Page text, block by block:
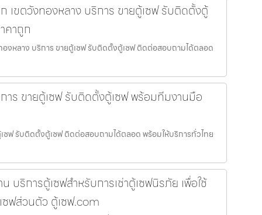
เขตวังทองหลาง บริการ ขายตู้เซฟ รับติดตั้งตู้
คาถูก
งหลาง บริการ ขายตู้เซฟ รับติดตั้งตู้เซฟ ติดต่อสอบถามได้ตลอด
าร ขายตู้เซฟ รับติดตั้งตู้เซฟ พร้อมทีมงานมือ
ซฟ รับติดตั้งตู้เซฟ ติดต่อสอบถามได้ตลอด พร้อมให้บริการทั่วไทย
ริการตู้เซฟสำหรับการเช่าตู้เซฟนิรภัย เพื่อใช้
ฟส่วนตัว ตู้เซฟ.com